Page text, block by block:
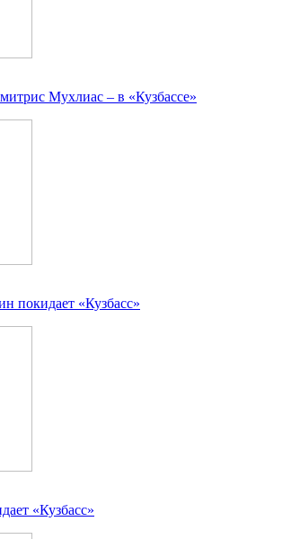
Мухлиас – в «Кузбассе»
покидает «Кузбасс»
«Кузбасс»